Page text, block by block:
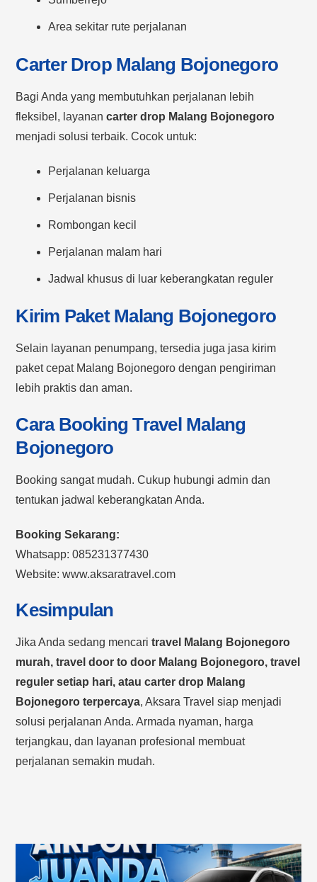
Area sekitar rute perjalanan
Carter Drop Malang Bojonegoro
Bagi Anda yang membutuhkan perjalanan lebih
fleksibel, layanancarter drop Malang Bojonegoro
menjadi solusi terbaik. Cocok untuk:
Perjalanan keluarga
Perjalanan bisnis
Rombongan kecil
Perjalanan malam hari
Jadwal khusus di luar keberangkatan reguler
Kirim Paket Malang Bojonegoro
Selain layanan penumpang, tersedia juga jasa kirim
paket cepat Malang Bojonegoro dengan pengiriman
lebih praktis dan aman.
Cara Booking Travel Malang
Bojonegoro
Booking sangat mudah. Cukup hubungi admin dan
tentukan jadwal keberangkatan Anda.
Booking Sekarang:
Whatsapp: 085231377430
Website: www.aksaratravel.com
Kesimpulan
Jika Anda sedang mencaritravel Malang Bojonegoro
murah, travel door to door Malang Bojonegoro, travel
reguler setiap hari, atau carter drop Malang
Bojonegoro terpercaya, Aksara Travel siap menjadi
solusi perjalanan Anda. Armada nyaman, harga
terjangkau, dan layanan profesional membuat
perjalanan semakin mudah.